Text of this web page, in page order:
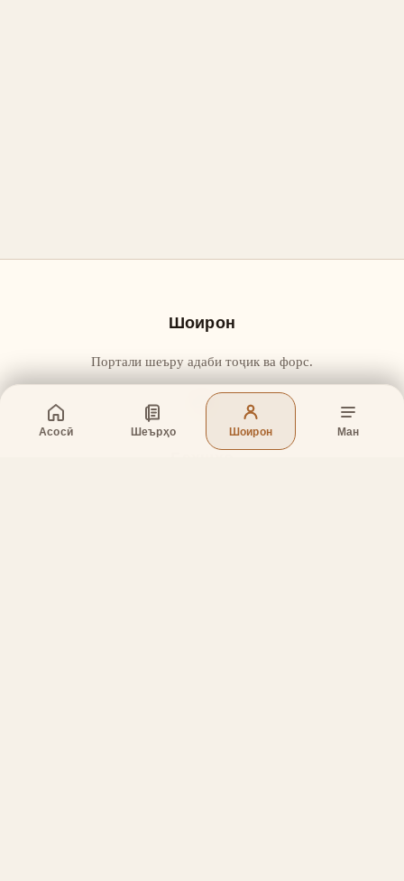
Асосӣ Шеърҳо Шоирон Ман
Шоирон
Портали шеъру адаби тоҷик ва форс.